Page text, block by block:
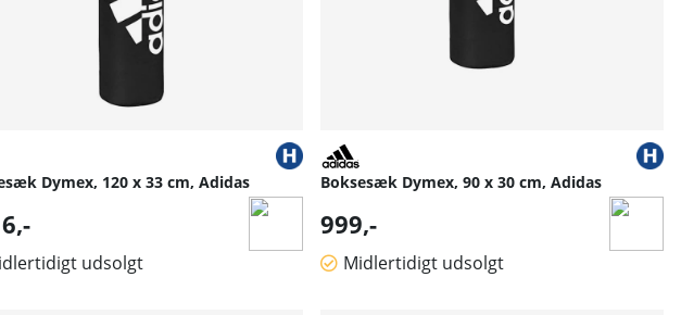
Dymex, 120 x 33 cm, Adidas
udsolgt
Boksesæk Dymex, 90 x 30 cm, Adidas
999,-
Midlertidigt udsolgt